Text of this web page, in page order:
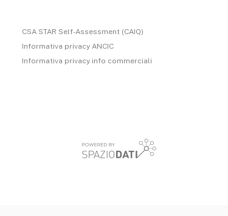
CSA STAR Self-Assessment (CAIQ)
Informativa privacy ANCIC
Informativa privacy info commerciali